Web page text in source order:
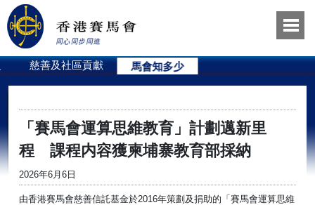
慈善及社區貢獻 馬會知多少
「賽馬會運算思維教育」計劃邁新里
程 課程内容獲柬埔寨教育部採納
2026年6月6日
由香港賽馬會慈善信託基金於2016年策劃及捐助的「賽馬會運算思維